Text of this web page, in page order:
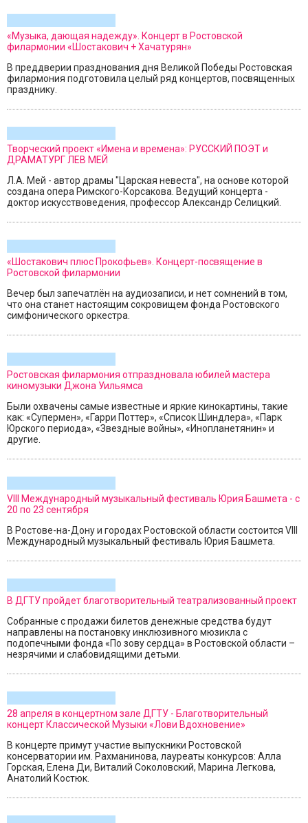
«Музыка, дающая надежду». Концерт в Ростовской
филармонии «Шостакович + Хачатурян»
В преддверии празднования дня Великой Победы Ростовская
филармония подготовила целый ряд концертов, посвященных
празднику.
Творческий проект «Имена и времена»: РУССКИЙ ПОЭТ и
ДРАМАТУРГ ЛЕВ МЕЙ
Л.А. Мей - автор драмы "Царская невеста", на основе которой
создана опера Римского-Корсакова. Ведущий концерта -
доктор искусствоведения, профессор Александр Селицкий.
«Шостакович плюс Прокофьев». Концерт-посвящение в
Ростовской филармонии
Вечер был запечатлён на аудиозаписи, и нет сомнений в том,
что она станет настоящим сокровищем фонда Ростовского
симфонического оркестра.
Ростовская филармония отпраздновала юбилей мастера
киномузыки Джона Уильямса
Были охвачены самые известные и яркие кинокартины, такие
как: «Супермен», «Гарри Поттер», «Список Шиндлера», «Парк
Юрского периода», «Звездные войны», «Инопланетянин» и
другие.
VIII Международный музыкальный фестиваль Юрия Башмета - с
20 по 23 сентября
В Ростове-на-Дону и городах Ростовской области состоится VIII
Международный музыкальный фестиваль Юрия Башмета.
В ДГТУ пройдет благотворительный театрализованный проект
Собранные с продажи билетов денежные средства будут
направлены на постановку инклюзивного мюзикла с
подопечными фонда «По зову сердца» в Ростовской области –
незрячими и слабовидящими детьми.
28 апреля в концертном зале ДГТУ - Благотворительный
концерт Классической Музыки «Лови Вдохновение»
В концерте примут участие выпускники Ростовской
консерватории им. Рахманинова, лауреаты конкурсов: Алла
Горская, Елена Ди, Виталий Соколовский, Марина Легкова,
Анатолий Костюк.